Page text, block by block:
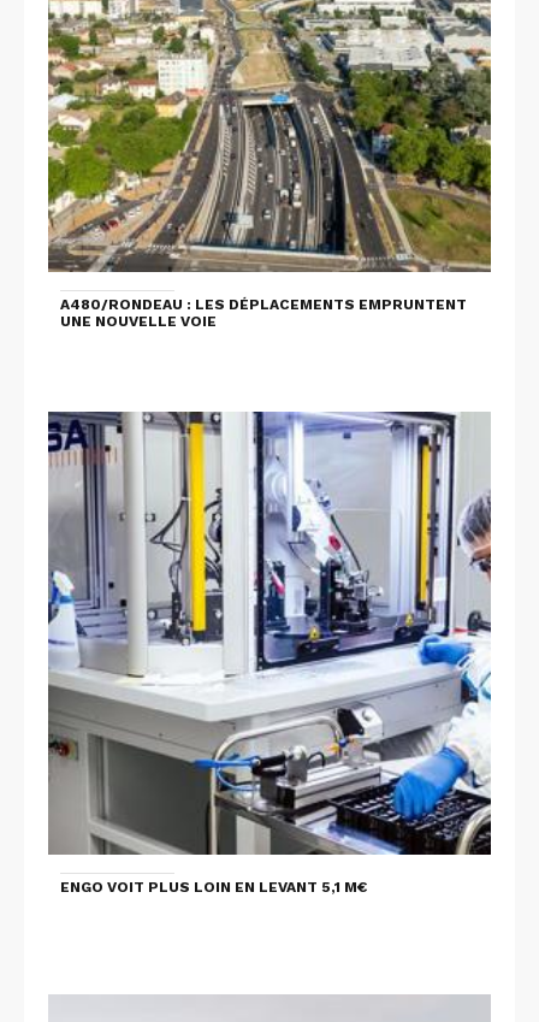
A480/RONDEAU : LES DÉPLACEMENTS EMPRUNTENT
UNE NOUVELLE VOIE
ENGO VOIT PLUS LOIN EN LEVANT 5,1 M€